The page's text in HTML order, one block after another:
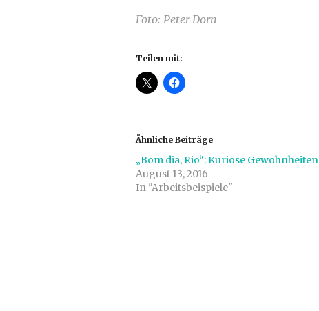
Foto: Peter Dorn
Teilen mit:
Ähnliche Beiträge
„Bom dia, Rio“: Kuriose Gewohnheiten
August 13, 2016
In "Arbeitsbeispiele"